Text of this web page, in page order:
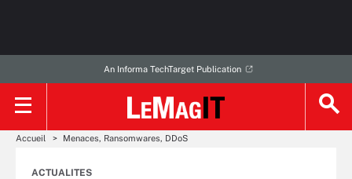
An Informa TechTarget Publication
Accueil Menaces, Ransomwares, DDoS
ACTUALITES